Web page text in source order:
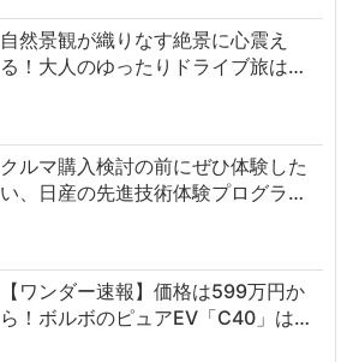
自然景観が織りなす絶景に心震え
る！大人のゆったりドライブ旅は…
クルマ購入検討の前にぜひ体験した
い、日産の先進技術体験プログラ…
【ワンダー速報】価格は599万円か
ら！ボルボのピュアEV「C40」は…